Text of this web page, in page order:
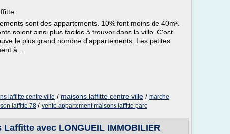
sont des appartements. 10% font moins de 40m².
soient ainsi plus faciles à trouver dans la ville. C'est
le plus grand nombre d'appartements. Les petites
à...
laffitte centre ville / maisons laffitte centre ville / marche
laffitte 78 / vente appartement maisons laffitte parc
avec LONGUEIL IMMOBILIER